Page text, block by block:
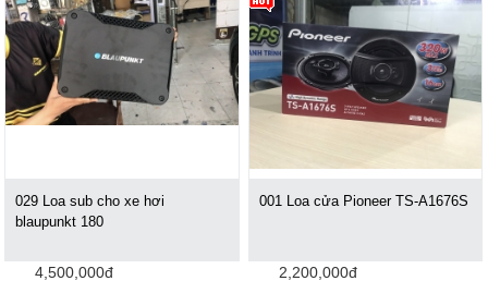
029 Loa sub cho xe hơi
blaupunkt 180
4,500,000đ
001 Loa cửa Pioneer TS-A1676S
2,200,000đ